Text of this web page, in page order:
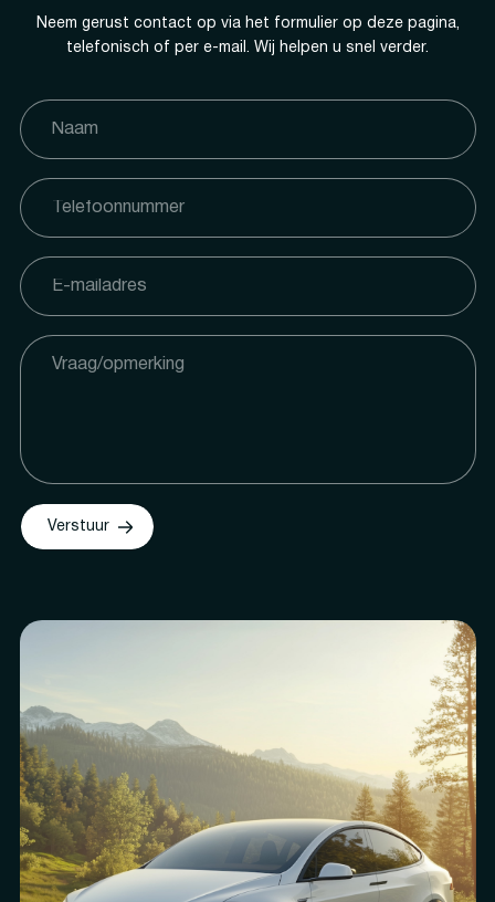
Neem gerust contact op via het formulier op deze pagina,
telefonisch of per e-mail. Wij helpen u snel verder.
Verstuur